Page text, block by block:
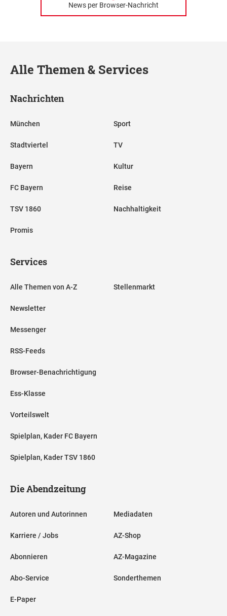
News per Browser-Nachricht
Alle Themen & Services
Nachrichten
München
Stadtviertel
Bayern
FC Bayern
TSV 1860
Promis
Sport
TV
Kultur
Reise
Nachhaltigkeit
Services
Alle Themen von A-Z
Newsletter
Messenger
RSS-Feeds
Browser-Benachrichtigung
Ess-Klasse
Vorteilswelt
Spielplan, Kader FC Bayern
Spielplan, Kader TSV 1860
Stellenmarkt
Die Abendzeitung
Autoren und Autorinnen
Karriere / Jobs
Abonnieren
Abo-Service
E-Paper
Mediadaten
AZ-Shop
AZ-Magazine
Sonderthemen